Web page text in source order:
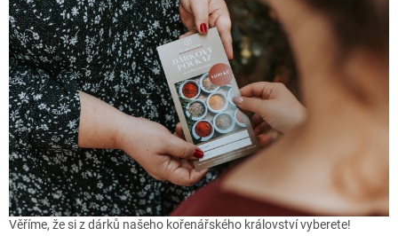
Věříme, že si z dárků našeho kořenářského království vyberete!